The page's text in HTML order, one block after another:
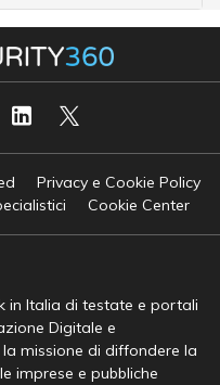
Privacy e Cookie Policy
Cookie Center
in Italia di testate e portali
Digitale e
missione di diffondere la
imprese e pubbliche